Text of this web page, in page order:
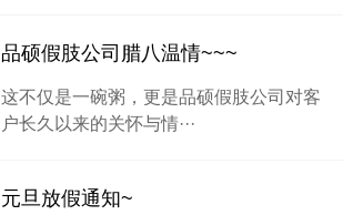
品硕假肢公司腊八温情~~~
这不仅是一碗粥，更是品硕假肢公司对客
户长久以来的关怀与情···
元旦放假通知~